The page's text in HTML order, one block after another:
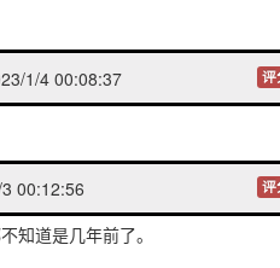
1/4 00:08:37 评
00:12:56 评
知道是几年前了。